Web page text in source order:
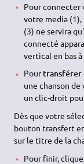
Pour connecter
votre media (1),
(3) ne servira
connecté
vertical en bas
Pourtransférer
une chanson
un clic-droit
Dès que votre
bouton transfert
sur le titre de la
Pour finir,